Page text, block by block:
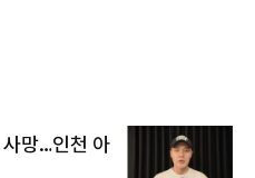
망…인천 아